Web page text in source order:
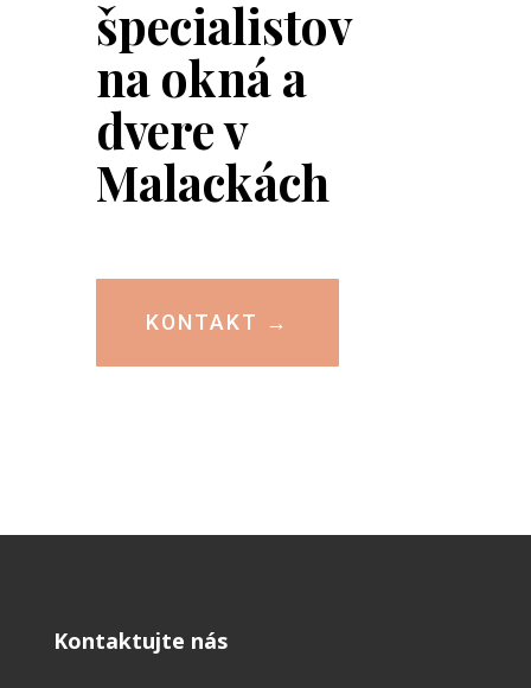
špecialistov
na okná a
dvere v
Malackách
KONTAKT →
Kontaktujte nás